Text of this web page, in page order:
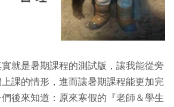
就是暑期課程的測試版，讓我能從旁
課的情形，進而讓暑期課程能更加完
後來知道：原來寒假的『老師＆學生